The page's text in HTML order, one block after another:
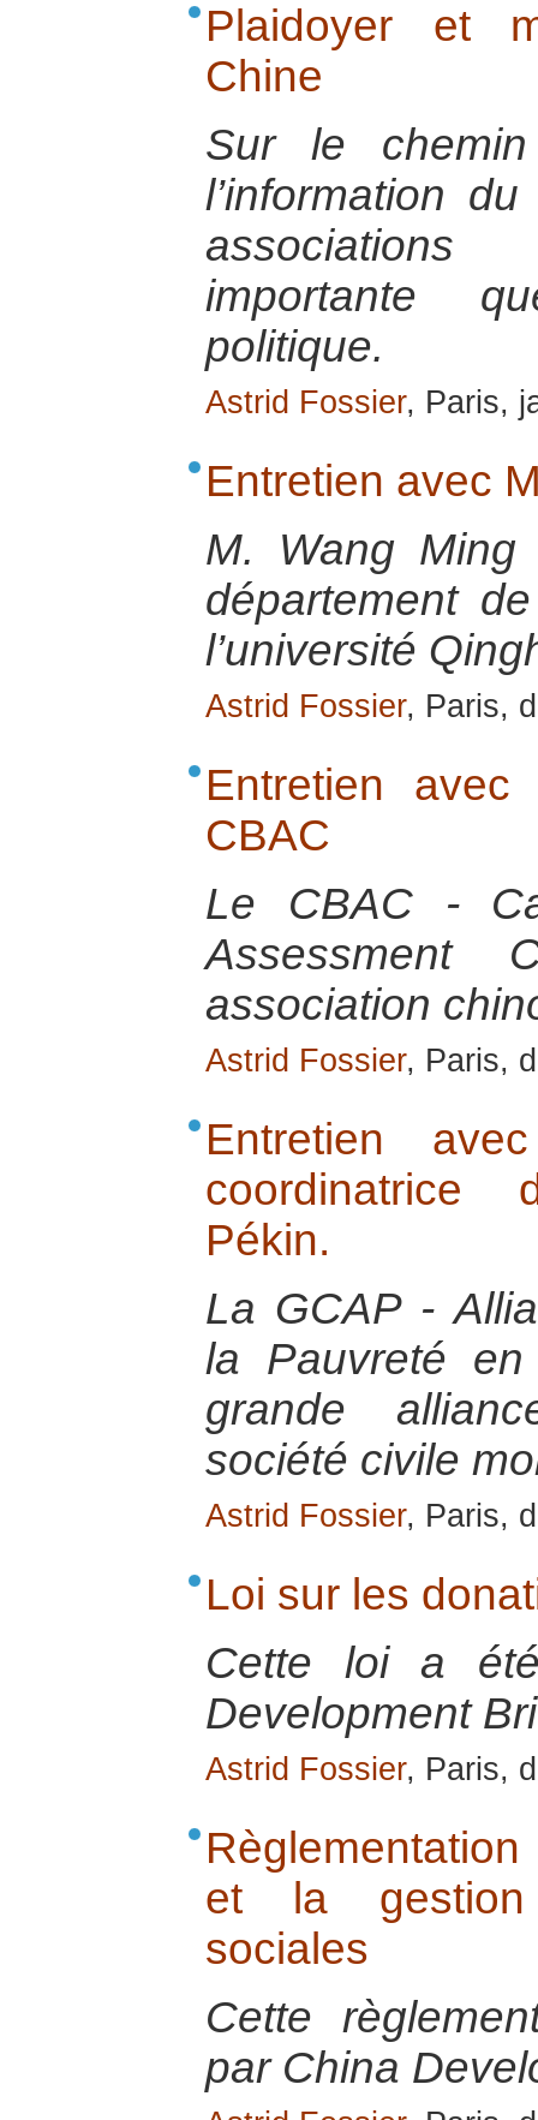
Plaidoyer et
Chine
Sur le
l’information
importante
politique.
Astrid Fossier, Paris,
Entretien avec
M. Wang Ming
département
l’université
Astrid Fossier, Paris,
Entretien
CBAC
Le CBAC -
association
Astrid Fossier, Paris,
Entretien
coordinatrice
Pékin.
La GCAP -
la Pauvreté
grande
société civile
Astrid Fossier, Paris,
Loi sur les
Cette loi a
Development
Astrid Fossier, Paris,
et la gestion
sociales
Cette
par China